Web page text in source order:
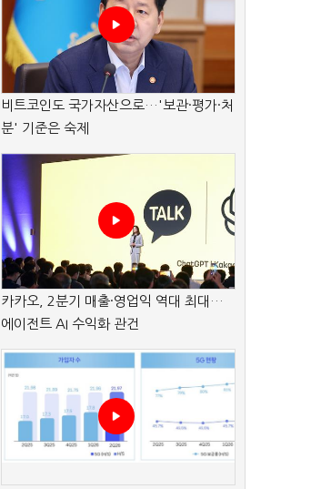
비트코인도 국가자산으로…'보관·평가·처
분' 기준은 숙제
카카오, 2분기 매출·영업익 역대 최대…
에이전트 AI 수익화 관건